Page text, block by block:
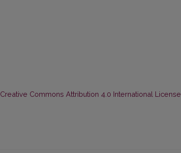
Creative Commons Attribution 4.0 International License